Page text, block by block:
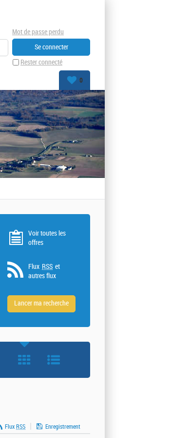
Rester connecté
Mot de passe perdu
0
Voir toutes les
offres
Flux RSS et
autres flux
Flux RSS
Enregistrement